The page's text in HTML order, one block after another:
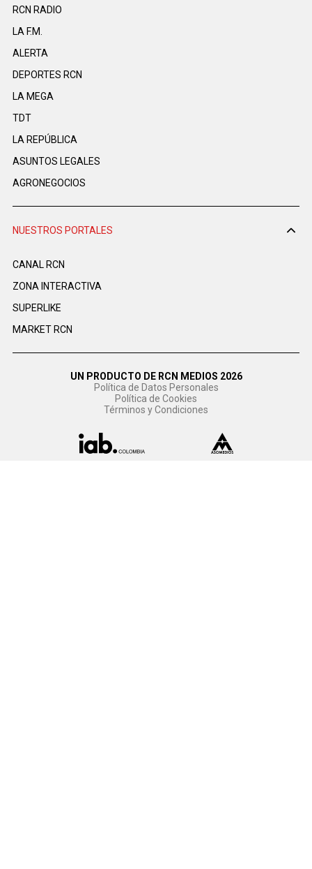
RCN RADIO
LA F.M.
ALERTA
DEPORTES RCN
LA MEGA
TDT
LA REPÚBLICA
ASUNTOS LEGALES
AGRONEGOCIOS
NUESTROS PORTALES
CANAL RCN
ZONA INTERACTIVA
SUPERLIKE
MARKET RCN
UN PRODUCTO DE RCN MEDIOS 2026
Política de Datos Personales
Política de Cookies
Términos y Condiciones